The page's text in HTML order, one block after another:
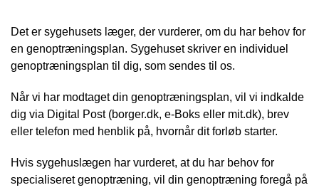
Det er sygehusets læger, der vurderer, om du har behov for
en genoptræningsplan. Sygehuset skriver en individuel
genoptræningsplan til dig, som sendes til os.
Når vi har modtaget din genoptræningsplan, vil vi indkalde
dig via Digital Post (borger.dk, e-Boks eller mit.dk), brev
eller telefon med henblik på, hvornår dit forløb starter.
Hvis sygehuslægen har vurderet, at du har behov for
specialiseret genoptræning, vil din genoptræning foregå på